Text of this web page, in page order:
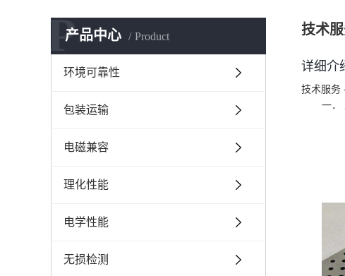
产品中心 Product
P
环境可靠性
包装运输
电磁兼容
理化性能
电学性能
无损检测
技术
详细介
技术服务
一．